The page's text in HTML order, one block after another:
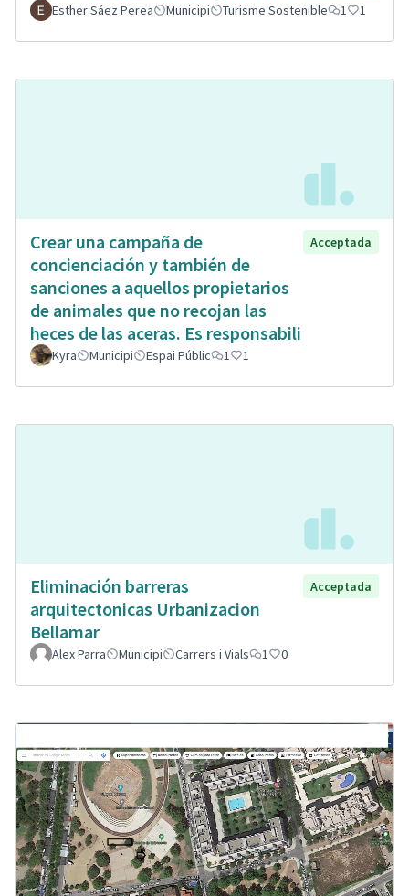
Esther Sáez Perea
Municipi Turisme Sostenible 1 1
Crear una campaña de
concienciación y también de
sanciones a aquellos propietarios
de animales que no recojan las
heces de las aceras. Es responsabili
Acceptada
Kyra Municipi Espai Públic 1 1
Eliminación barreras
arquitectonicas Urbanizacion
Bellamar
Acceptada
Alex Parra Municipi Carrers i Vials 1 0